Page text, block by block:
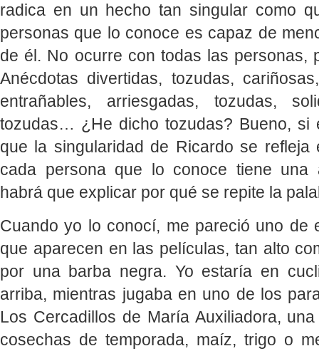
radica en un hecho tan singular como
personas que lo conoce es capaz de
de él. No ocurre con todas las personas,
Anécdotas divertidas, tozudas,
entrañables, arriesgadas, tozudas,
tozudas… ¿He dicho tozudas? Bueno, si
que la singularidad de Ricardo se
cada persona que lo conoce tiene una
habrá que explicar por qué se repite la
Cuando yo lo conocí, me pareció uno de
que aparecen en las películas, tan alto
por una barba negra. Yo estaría en
arriba, mientras jugaba en uno de los
Los Cercadillos de María Auxiliadora,
cosechas de temporada, maíz, trigo o